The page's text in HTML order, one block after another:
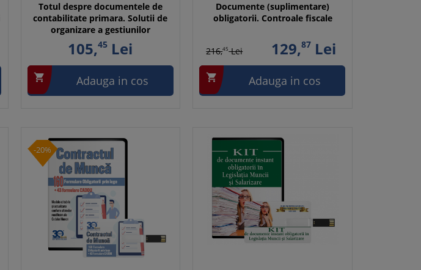
Totul despre documentele de
contabilitate primara. Solutii de
organizare a gestiunilor
105,45 Lei
 Adauga in cos
Documente (suplimentare)
obligatorii. Controale fiscale
216,45Lei 129,87Lei
 Adauga in cos
-20%